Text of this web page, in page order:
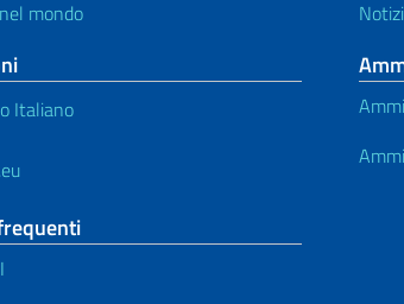
mondo
Italiano